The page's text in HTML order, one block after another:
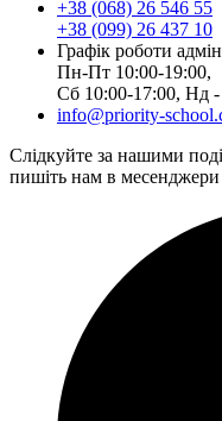
+38 (068) 26 546 55
+38 (099) 26 437 10
Графік роботи
Пн-Пт 10:00-19:00,
Сб 10:00-17:00, Нд -
info@priority-
Слідкуйте за нашими
пишіть нам в месенджери